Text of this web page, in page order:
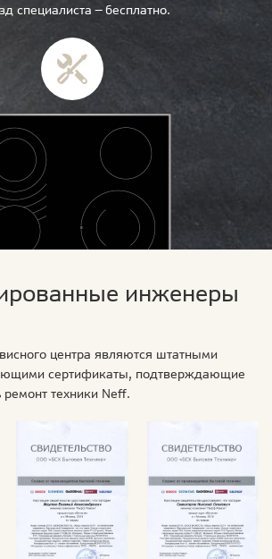
специалиста — бесплатно.
инженеры
центра являются штатными
сертификаты, подтверждающие
техники Neff.